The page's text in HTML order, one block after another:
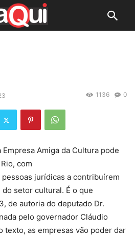
0
1136
Empresa Amiga da Cultura pode
com
jurídicas a contribuírem
setor cultural. É o que
de autoria do deputado Dr.
pelo governador Cláudio
texto, as empresas vão poder dar